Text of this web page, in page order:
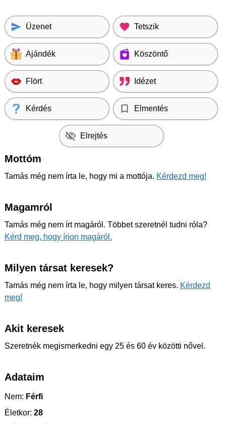
Üzenet Tetszik
Ajándék Köszöntő
Flört Idézet
Kérdés Elmentés
Elrejtés
Mottóm
Tamás még nem írta le, hogy mi a mottója. Kérdezd meg!
Magamról
Tamás még nem írt magáról. Többet szeretnél tudni róla?
Kérd meg, hogy írjon magáról.
Milyen társat keresek?
Tamás még nem írta le, hogy milyen társat keres. Kérdezd
meg!
Akit keresek
Szeretnék megismerkedni egy 25 és 60 év közötti nővel.
Adataim
Nem: Férfi
Életkor: 28